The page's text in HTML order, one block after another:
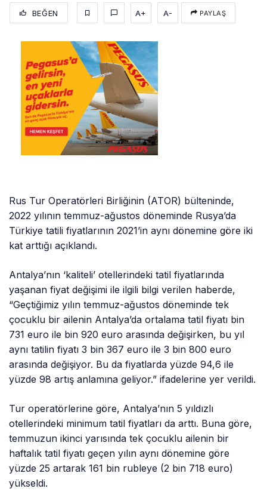
BEĞEN A+ A- PAYLAŞ
Rus Tur Operatörleri Birliğinin (ATOR) bülteninde,
2022 yılının temmuz-ağustos döneminde Rusya’da
Türkiye tatili fiyatlarının 2021’in aynı dönemine göre iki
kat arttığı açıklandı.
Antalya’nın ‘kaliteli’ otellerindeki tatil fiyatlarında
yaşanan fiyat değişimi ile ilgili bilgi verilen haberde,
“Geçtiğimiz yılın temmuz-ağustos döneminde tek
çocuklu bir ailenin Antalya’da ortalama tatil fiyatı bin
731 euro ile bin 920 euro arasında değişirken, bu yıl
aynı tatilin fiyatı 3 bin 367 euro ile 3 bin 800 euro
arasında değişiyor. Bu da fiyatlarda yüzde 94,6 ile
yüzde 98 artış anlamına geliyor.” ifadelerine yer verildi.
Tur operatörlerine göre, Antalya’nın 5 yıldızlı
otellerindeki minimum tatil fiyatları da arttı. Buna göre,
temmuzun ikinci yarısında tek çocuklu ailenin bir
haftalık tatil fiyatı geçen yılın aynı dönemine göre
yüzde 25 artarak 161 bin rubleye (2 bin 718 euro)
yükseldi.